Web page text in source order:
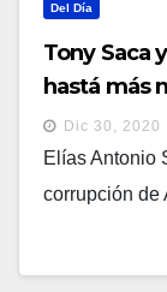
Del Día
Tony Saca
hastá más
Dic 30, 2020
Elías Antonio
corrupción de